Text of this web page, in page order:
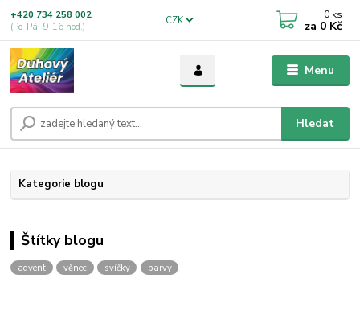
Menu
CZK
Hledat
+420 734 258 002
(Po-Pá, 9-16 hod.)
0 ks
za 0 Kč
Kategorie blogu
Štítky blogu
advent věnec svíčky barvy